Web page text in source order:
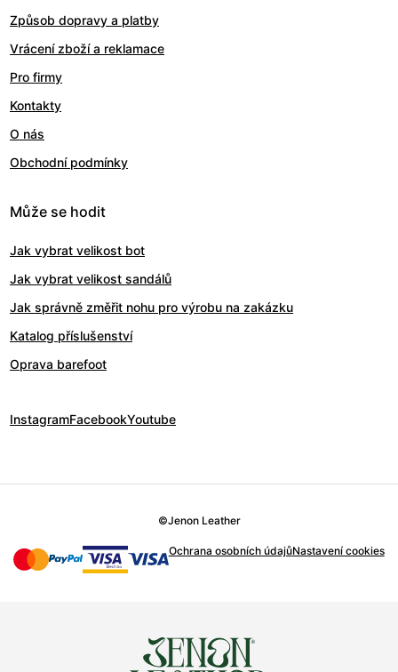
Způsob dopravy a platby
Vrácení zboží a reklamace
Pro firmy
Kontakty
O nás
Obchodní podmínky
Může se hodit
Jak vybrat velikost bot
Jak vybrat velikost sandálů
Jak správně změřit nohu pro výrobu na zakázku
Katalog příslušenství
Oprava barefoot
InstagramFacebookYoutube
©Jenon Leather
Ochrana osobních údajůNastavení cookies